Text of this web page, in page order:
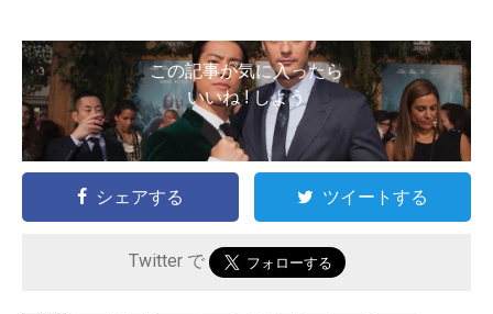
この記事が気に入ったら
いいね ! しよう
シェアする ツイートする
Twitter で